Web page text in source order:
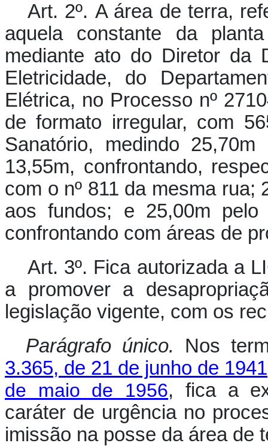
Art. 2º. A área de terra,
aquela constante da
mediante ato do Diretor da
Eletricidade, do
Elétrica, no Processo nº
de formato irregular, com
Sanatório, medindo
13,55m, confrontando,
com o nº 811 da mesma rua;
aos fundos; e 25,00m
confrontando com áreas de
Art. 3º. Fica autorizada a
a promover a
legislação vigente, com os
Parágrafo único. Nos
3.365, de 21 de junho de 1941
de maio de 1956, fica a
caráter de urgência no
imissão na posse da área de